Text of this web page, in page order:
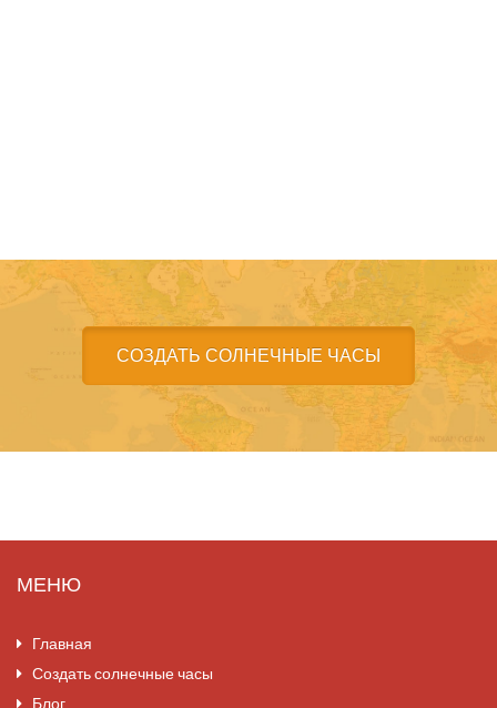
СОЗДАТЬ СОЛНЕЧНЫЕ ЧАСЫ
МЕНЮ
Главная
Создать солнечные часы
Блог